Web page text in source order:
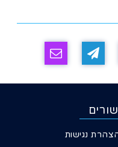
נגישות